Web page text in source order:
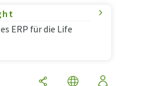
ERP für die Life